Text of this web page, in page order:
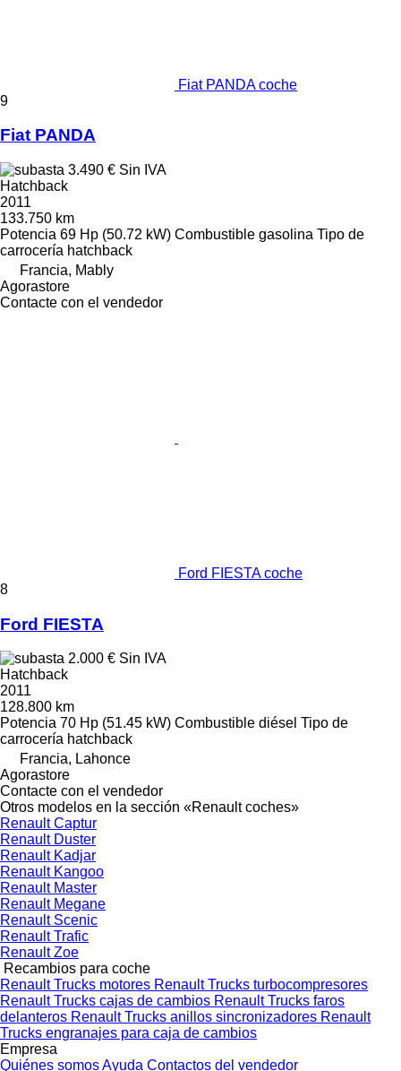
Fiat PANDA coche
9
Fiat PANDA
3.490 € Sin IVA
Hatchback
2011
133.750 km
Potencia 69 Hp (50.72 kW) Combustible gasolina Tipo de
carrocería hatchback
Francia, Mably
Agorastore
Contacte con el vendedor
Ford FIESTA coche
8
Ford FIESTA
2.000 € Sin IVA
Hatchback
2011
128.800 km
Potencia 70 Hp (51.45 kW) Combustible diésel Tipo de
carrocería hatchback
Francia, Lahonce
Agorastore
Contacte con el vendedor
Otros modelos en la sección «Renault coches»
Renault Captur
Renault Duster
Renault Kadjar
Renault Kangoo
Renault Master
Renault Megane
Renault Scenic
Renault Trafic
Renault Zoe
Recambios para coche
Renault Trucks motores Renault Trucks turbocompresores
Renault Trucks cajas de cambios Renault Trucks faros
delanteros Renault Trucks anillos sincronizadores Renault
Trucks engranajes para caja de cambios
Empresa
Quiénes somosAyuda Contactos del vendedor